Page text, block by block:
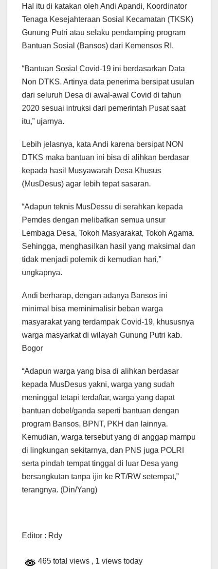
Hal itu di katakan oleh Andi Apandi, Koordinator
Tenaga Kesejahteraan Sosial Kecamatan (TKSK)
Gunung Putri atau selaku pendamping program
Bantuan Sosial (Bansos) dari Kemensos RI.
“Bantuan Sosial Covid-19 ini berdasarkan Data
Non DTKS. Artinya data penerima bersipat usulan
dari seluruh Desa di awal-awal Covid di tahun
2020 sesuai intruksi dari pemerintah Pusat saat
itu,” ujarnya.
Lebih jelasnya, kata Andi karena bersipat NON
DTKS maka bantuan ini bisa di alihkan berdasar
kepada hasil Musyawarah Desa Khusus
(MusDesus) agar lebih tepat sasaran.
“Adapun teknis MusDessu di serahkan kepada
Pemdes dengan melibatkan semua unsur
Lembaga Desa, Tokoh Masyarakat, Tokoh Agama.
Sehingga, menghasilkan hasil yang maksimal dan
tidak menjadi polemik di kemudian hari,”
ungkapnya.
Andi berharap, dengan adanya Bansos ini
minimal bisa meminimalisir beban warga
masyarakat yang terdampak Covid-19, khususnya
warga masyarkat di wilayah Gunung Putri kab.
Bogor
“Adapun warga yang bisa di alihkan berdasar
kepada MusDesus yakni, warga yang sudah
meninggal tetapi terdaftar, warga yang dapat
bantuan dobel/ganda seperti bantuan dengan
program Bansos, BPNT, PKH dan lainnya.
Kemudian, warga tersebut yang di anggap mampu
di lingkungan sekitarnya, dan PNS juga POLRI
serta pindah tempat tinggal di luar Desa yang
bersangkutan tanpa ijin ke RT/RW setempat,”
terangnya. (Din/Yang)
Editor : Rdy
465 total views , 1 views today